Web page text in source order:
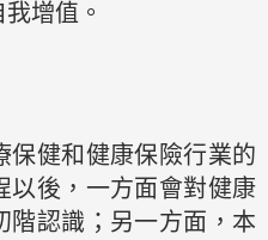
增值。
保健和健康保險行業的
以後，一方面會對健康
階認識；另一方面，本